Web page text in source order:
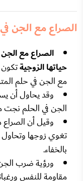
الصراع مع الجن
الصراع مع
حياتها الزوجية
مع الجن في حلم
وقد يحاول أن
الجن في الحلم
وقيل أن الصراع
تغوي زوجها
بالخفاء.
ورؤية ضرب
مقاومة للنفس